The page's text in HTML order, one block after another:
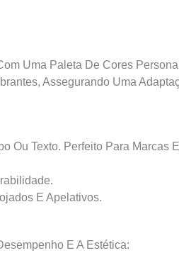
Uma Paleta De Cores
Assegurando Uma
Ou Texto. Perfeito Para Marcas
E Apelativos.
E A Estética: